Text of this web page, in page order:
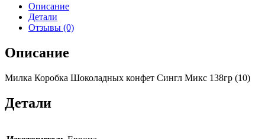
Описание
Детали
Отзывы (0)
Описание
Милка Коробка Шоколадных конфет Сингл Микс 138гр (10)
Детали